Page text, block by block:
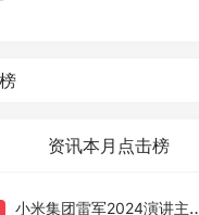
资讯本月点击榜
小米集团雷军2024演讲主题《勇气》书单推荐